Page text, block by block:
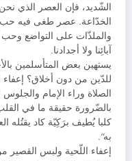
الشّديد، فإن العصر الذي نحن
الخدّاعة. عصر طغى فيه حب
والملذّات على التواضع وحب
آبائِنا ولا أجدادنا.
يستهين بعض المتأسلمين
للدّين من دون أخلاق؟
الصلاة وراء الإمام
بالضّرورة حقيقة ما في
كلبا يُطيف برَكِيّة كاد
به“.
إعفاء اللّحية ولبس